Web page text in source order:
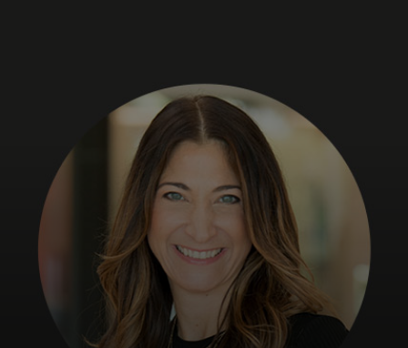
Pour les entreprises
Pour le monde
Pour les innovateurs
Actualités et tendances